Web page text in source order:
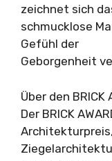
zeichnet sich
schmucklose
Gefühl der
Geborgenheit
Über den BRICK
Der BRICK